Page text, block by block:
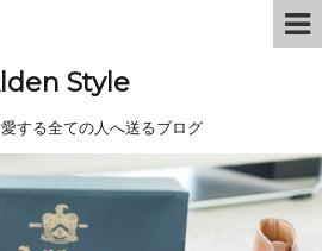
Style
する全ての人へ送るブログ